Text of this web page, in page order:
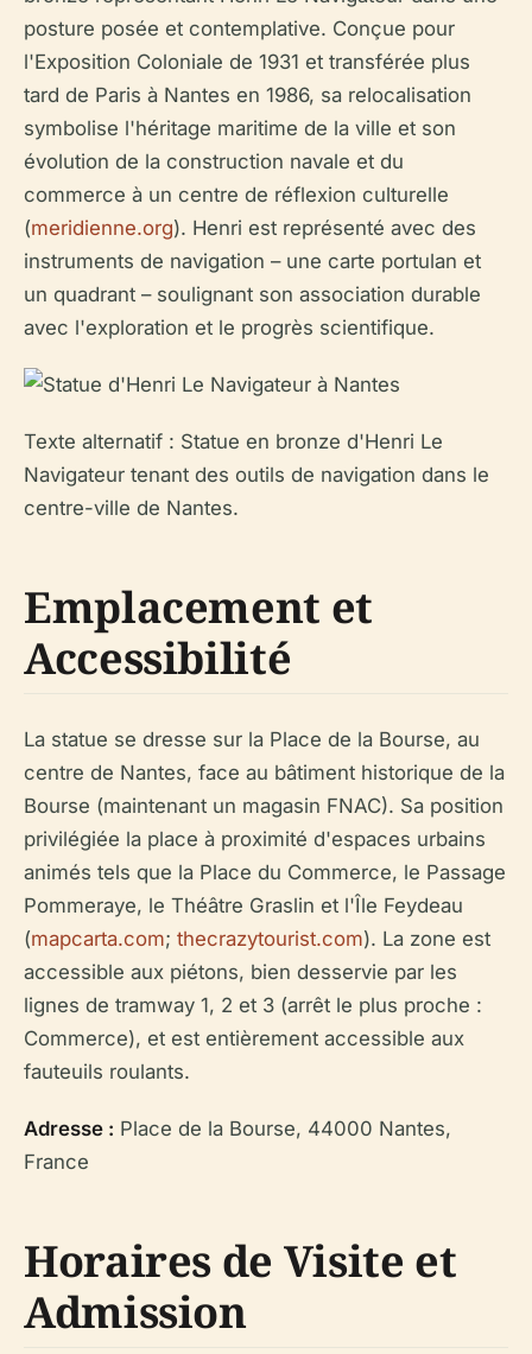
posture posée et contemplative. Conçue pour
l'Exposition Coloniale de 1931 et transférée plus
tard de Paris à Nantes en 1986, sa relocalisation
symbolise l'héritage maritime de la ville et son
évolution de la construction navale et du
commerce à un centre de réflexion culturelle
(meridienne.org). Henri est représenté avec des
instruments de navigation – une carte portulan et
un quadrant – soulignant son association durable
avec l'exploration et le progrès scientifique.
Texte alternatif : Statue en bronze d'Henri Le
Navigateur tenant des outils de navigation dans le
centre-ville de Nantes.
Emplacement et
Accessibilité
La statue se dresse sur la Place de la Bourse, au
centre de Nantes, face au bâtiment historique de la
Bourse (maintenant un magasin FNAC). Sa position
privilégiée la place à proximité d'espaces urbains
animés tels que la Place du Commerce, le Passage
Pommeraye, le Théâtre Graslin et l'Île Feydeau
(mapcarta.com; thecrazytourist.com). La zone est
accessible aux piétons, bien desservie par les
lignes de tramway 1, 2 et 3 (arrêt le plus proche :
Commerce), et est entièrement accessible aux
fauteuils roulants.
Adresse : Place de la Bourse, 44000 Nantes,
France
Horaires de Visite et
Admission